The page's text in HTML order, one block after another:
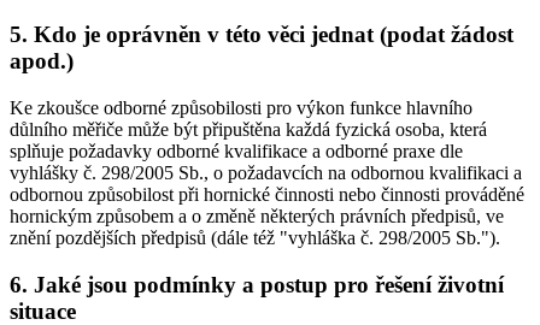
5. Kdo je oprávněn v této věci jednat (podat žádost
apod.)
Ke zkoušce odborné způsobilosti pro výkon funkce hlavního
důlního měřiče může být připuštěna každá fyzická osoba, která
splňuje požadavky odborné kvalifikace a odborné praxe dle
vyhlášky č. 298/2005 Sb., o požadavcích na odbornou kvalifikaci a
odbornou způsobilost při hornické činnosti nebo činnosti prováděné
hornickým způsobem a o změně některých právních předpisů, ve
znění pozdějších předpisů (dále též "vyhláška č. 298/2005 Sb.").
6. Jaké jsou podmínky a postup pro řešení životní
situace